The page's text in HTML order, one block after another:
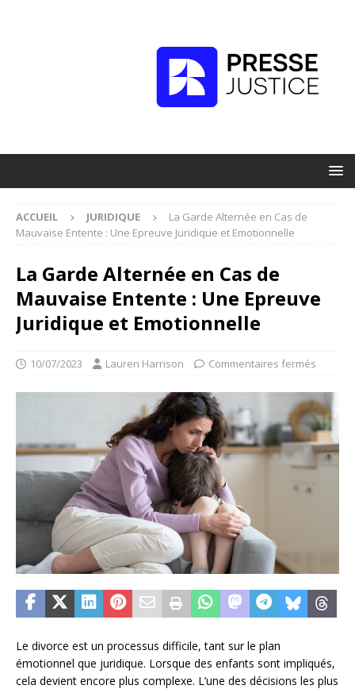
ACCUEIL JURIDIQUE
La Garde Alternée en Cas de
Mauvaise Entente : Une Epreuve Juridique et Emotionnelle
La Garde Alternée en Cas de
Mauvaise Entente : Une Epreuve
Juridique et Emotionnelle
10/07/2023 Lauren Harrison Commentaires fermés
Le divorce est un processus difficile, tant sur le plan
émotionnel que juridique. Lorsque des enfants sont impliqués,
cela devient encore plus complexe. L’une des décisions les plus